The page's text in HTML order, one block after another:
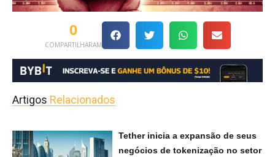
COMPARTILHARAM
0
Artigos Relacionados
Tether inicia a expansão de seus
negócios de tokenização no setor